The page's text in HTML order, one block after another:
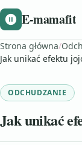
E-mamafit
Strona główna/
Jak unikać efektu
ODCHUDZANIE
Jak unikać